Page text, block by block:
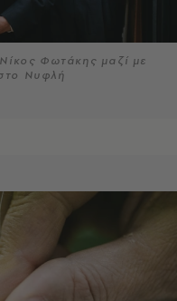
Φωτάκης μαζί με
Νυφλή